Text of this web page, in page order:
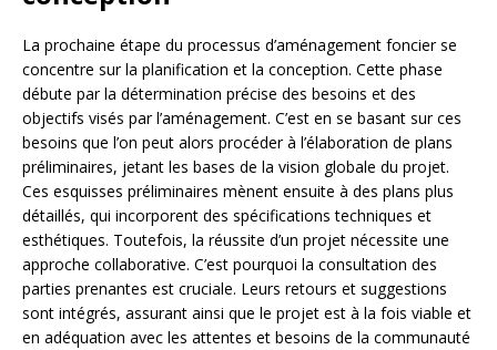
La prochaine étape du processus d’aménagement foncier se
concentre sur la planification et la conception. Cette phase
débute par la détermination précise des besoins et des
objectifs visés par l’aménagement. C’est en se basant sur ces
besoins que l’on peut alors procéder à l’élaboration de plans
préliminaires, jetant les bases de la vision globale du projet.
Ces esquisses préliminaires mènent ensuite à des plans plus
détaillés, qui incorporent des spécifications techniques et
esthétiques. Toutefois, la réussite d’un projet nécessite une
approche collaborative. C’est pourquoi la consultation des
parties prenantes est cruciale. Leurs retours et suggestions
sont intégrés, assurant ainsi que le projet est à la fois viable et
en adéquation avec les attentes et besoins de la communauté